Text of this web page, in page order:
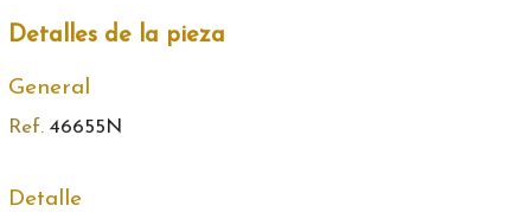
Detalles de la pieza
General
Ref.46655N
Detalle